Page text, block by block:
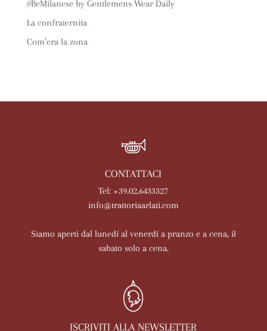
#BeMilanese by Gentlemens Wear Daily
La confraternita
Com’era la zona
CONTATTACI
Tel: +39.02.6433327
info@trattoriaarlati.com
Siamo aperti dal lunedí al venerdí a pranzo e a cena, il
sabato solo a cena.
ISCRIVITI ALLA NEWSLETTER